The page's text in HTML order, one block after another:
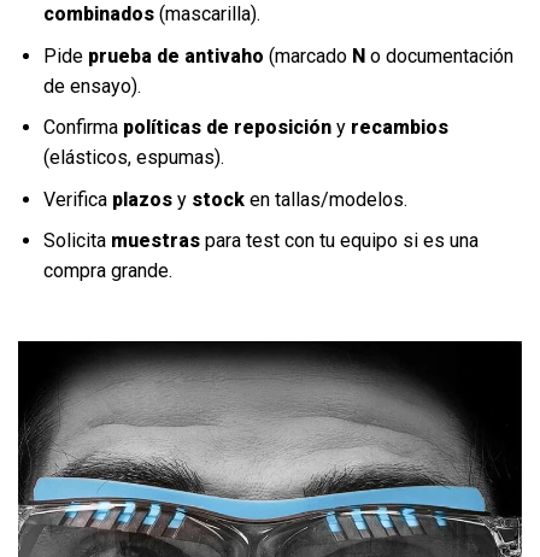
combinados(mascarilla).
Pide prueba de antivaho (marcado No documentación
de ensayo).
Confirma políticas de reposicióny recambios
(elásticos, espumas).
Verifica plazosy stocken tallas/modelos.
Solicita muestraspara test con tu equipo si es una
compra grande.